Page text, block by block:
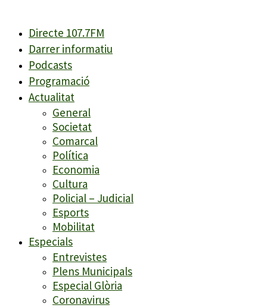
Directe 107.7FM
Darrer informatiu
Podcasts
Programació
Actualitat
General
Societat
Comarcal
Política
Economia
Cultura
Policial – Judicial
Esports
Mobilitat
Especials
Entrevistes
Plens Municipals
Especial Glòria
Coronavirus